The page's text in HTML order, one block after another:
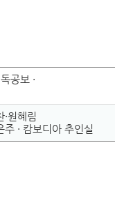
공보 ·
원혜림
· 캄보디아 추인실